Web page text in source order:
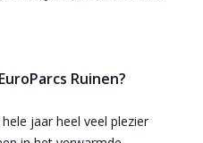
Ruinen?
jaar heel veel plezier